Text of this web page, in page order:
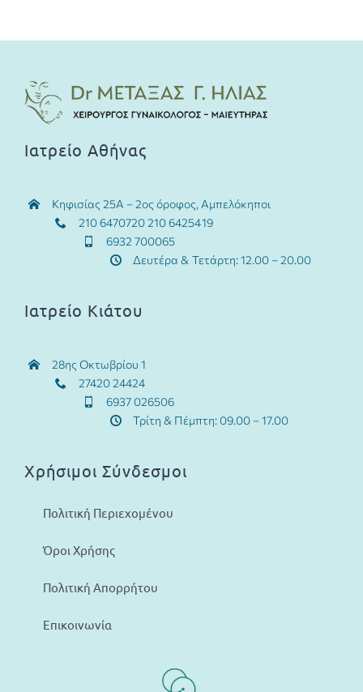
Ιατρείο Αθήνας
Κηφισίας 25Α – 2ος όροφος, Αμπελόκηποι
210 6470720 210 6425419
6932 700065
Δευτέρα & Τετάρτη: 12.00 – 20.00
Ιατρείο Κιάτου
28ης Οκτωβρίου 1
27420 24424
6937 026506
Τρίτη & Πέμπτη: 09.00 – 17.00
Χρήσιμοι Σύνδεσμοι
Πολιτική Περιεχομένου
Όροι Χρήσης
Πολιτική Απορρήτου
Επικοινωνία